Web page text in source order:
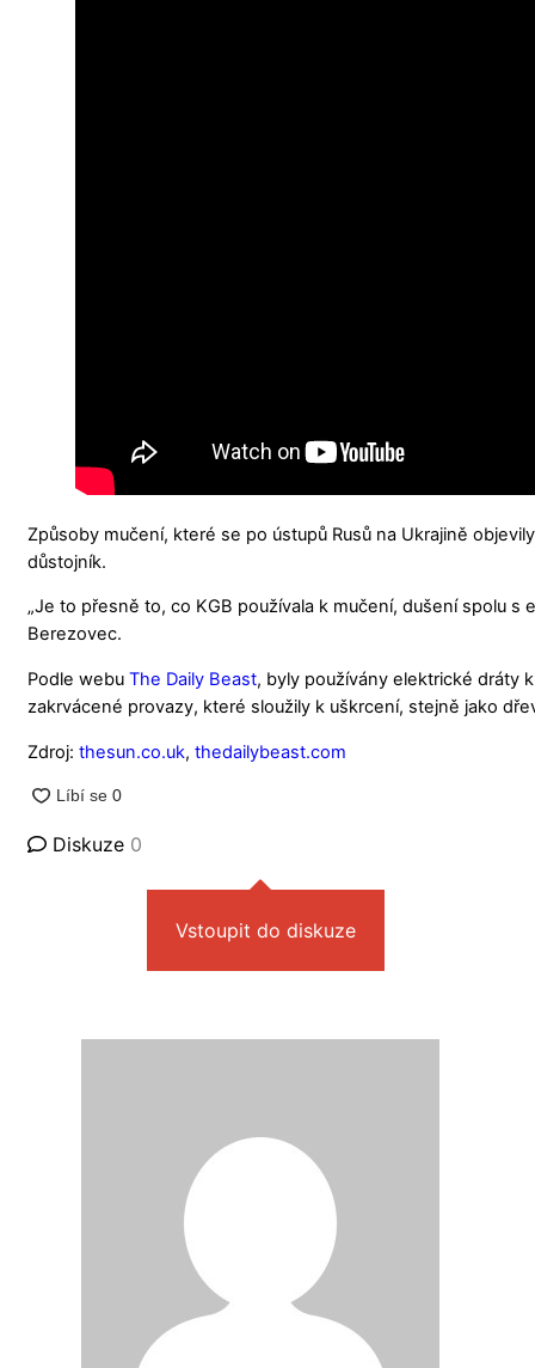
Způsoby mučení, které se po ústupů Rusů na Ukrajině
důstojník.
„Je to přesně to, co KGB používala k mučení, dušení spolu
Berezovec.
Podle webu The Daily Beast, byly používány elektrické dráty
zakrvácené provazy, které sloužily k uškrcení, stejně jako
Zdroj: thesun.co.uk, thedailybeast.com
Diskuze 0
Vstoupit do diskuze